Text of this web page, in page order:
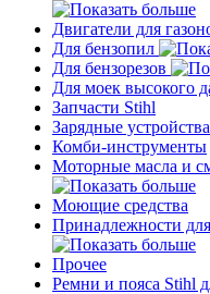
Двигатели для
Для бензопил
Для бензорезов
Для моек высокого
Запчасти Stihl
Зарядные
Комби-инструменты
Моторные масла и
Моющие средства
Принадлежности для
Прочее
Ремни и пояса Stihl